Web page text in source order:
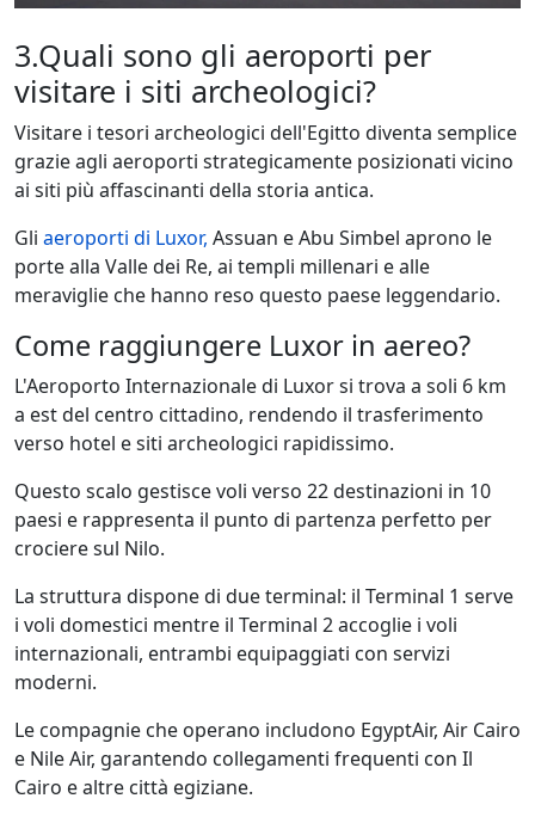
3.Quali sono gli aeroporti per
visitare i siti archeologici?
Visitare i tesori archeologici dell'Egitto diventa semplice
grazie agli aeroporti strategicamente posizionati vicino
ai siti più affascinanti della storia antica.
Gli aeroporti di Luxor, Assuan e Abu Simbel aprono le
porte alla Valle dei Re, ai templi millenari e alle
meraviglie che hanno reso questo paese leggendario.
Come raggiungere Luxor in aereo?
L'Aeroporto Internazionale di Luxor si trova a soli 6 km
a est del centro cittadino, rendendo il trasferimento
verso hotel e siti archeologici rapidissimo.
Questo scalo gestisce voli verso 22 destinazioni in 10
paesi e rappresenta il punto di partenza perfetto per
crociere sul Nilo.
La struttura dispone di due terminal: il Terminal 1 serve
i voli domestici mentre il Terminal 2 accoglie i voli
internazionali, entrambi equipaggiati con servizi
moderni.
Le compagnie che operano includono EgyptAir, Air Cairo
e Nile Air, garantendo collegamenti frequenti con Il
Cairo e altre città egiziane.